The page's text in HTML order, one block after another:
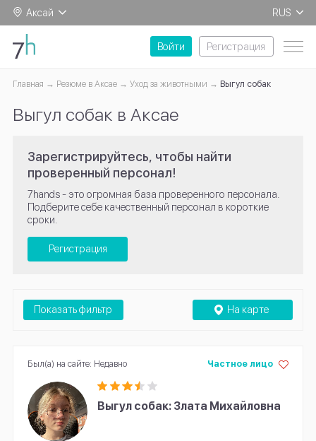
Аксай
RUS
EN
Войти
Регистрация
Главная Резюме в Аксае Уход за животными Выгул собак
Выгул собак в Аксае
Зарегистрируйтесь, чтобы найти
проверенный персонал!
7hands - это огромная база проверенного персонала.
Подберите себе качественный персонал в короткие
сроки.
Регистрация
На карте
Показать фильтр
Выгул собак: Злата Михайловна
Частное лицо
Был(а) на сайте: Недавно